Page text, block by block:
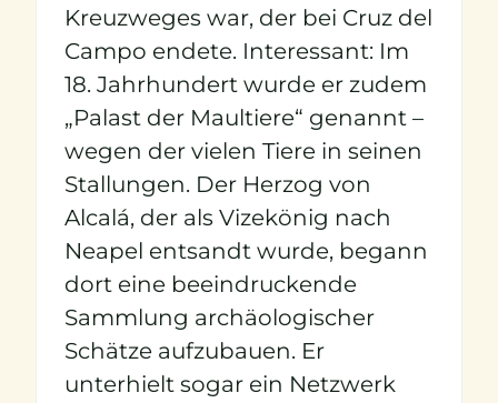
Kreuzweges war, der bei Cruz del
Campo endete. Interessant: Im
18. Jahrhundert wurde er zudem
„Palast der Maultiere“ genannt –
wegen der vielen Tiere in seinen
Stallungen. Der Herzog von
Alcalá, der als Vizekönig nach
Neapel entsandt wurde, begann
dort eine beeindruckende
Sammlung archäologischer
Schätze aufzubauen. Er
unterhielt sogar ein Netzwerk